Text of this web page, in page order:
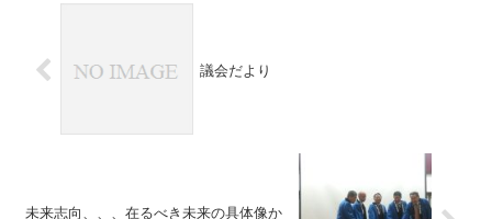
議会だより
未来志向、、、在るべき未来の具体像か